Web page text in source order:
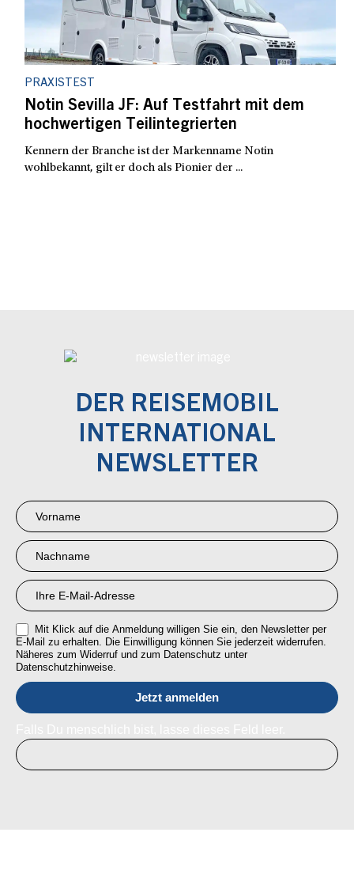
PRAXISTEST
Notin Sevilla JF: Auf Testfahrt mit dem
hochwertigen Teilintegrierten
Kennern der Branche ist der Markenname Notin
wohlbekannt, gilt er doch als Pionier der ...
DER REISEMOBIL
INTERNATIONAL
NEWSLETTER
Newsletter
Anmeldung
RMI
Mit Klick auf die Anmeldung willigen Sie ein, den Newsletter per
E-Mail zu erhalten. Die Einwilligung können Sie jederzeit widerrufen.
Näheres zum Widerruf und zum Datenschutz unter
Datenschutzhinweise.